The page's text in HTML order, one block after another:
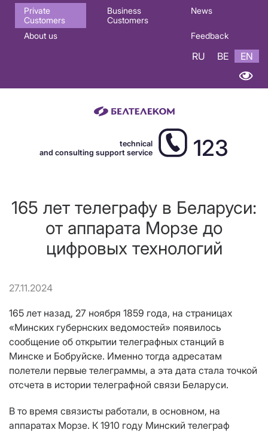
Основная
навигация
Private
Customers
Business
Customers
News
About us Feedback
RU BE EN
technical
and consulting support service
123
165 лет телеграфу в Беларуси:
от аппарата Морзе до
цифровых технологий
27.11.2024
165 лет назад, 27 ноября 1859 года, на страницах
«Минских губернских ведомостей» появилось
сообщение об открытии телеграфных станций в
Минске и Бобруйске. Именно тогда адресатам
полетели первые телеграммы, а эта дата стала точкой
отсчета в истории телеграфной связи Беларуси.
В то время связисты работали, в основном, на
аппаратах Морзе. К 1910 году Минский телеграф